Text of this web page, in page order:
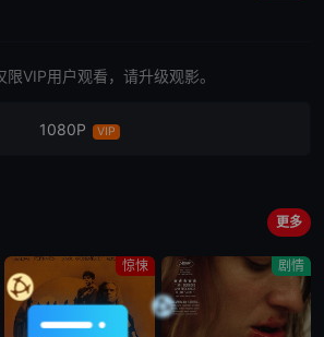
VIP用户观看，请升级观影。
1080P VIP
更多
惊悚 剧情